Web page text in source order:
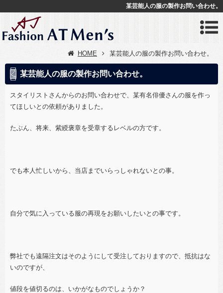
某芸能人の服の製作お問い合わせ。
HOME 某芸能人の服の製作お問い合わせ。
某芸能人の服の製作お問い合わせ。
スタイリストさんからのお問い合わせで、某有名俳優さんの服を作っ
てほしいとの依頼がありました。
たぶん、将来、紫綬褒章を受章するレベルの方です。
でも本人忙しいから、当店までいらっしゃれないとの事。
自分で気に入っている服の再現をお願いしたいとの事です。
弊社でも遠隔注文はそのようにして受注しておりますので、抵抗はな
いのですが、
値段を値切るのは、いかがなものでしょうか？